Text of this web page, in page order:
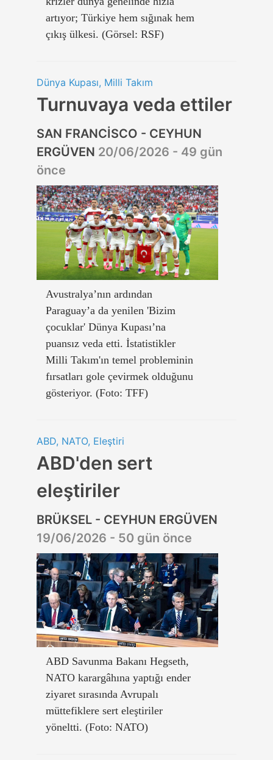
artıyor; Türkiye hem sığınak hem
çıkış ülkesi. (Görsel: RSF)
Dünya Kupası, Milli Takım
Turnuvaya veda ettiler
SAN FRANCİSCO - CEYHUN
ERGÜVEN 20/06/2026 - 49 gün
önce
Avustralya’nın ardından
Paraguay’a da yenilen 'Bizim
çocuklar' Dünya Kupası’na
puansız veda etti. İstatistikler
Milli Takım'ın temel probleminin
fırsatları gole çevirmek olduğunu
gösteriyor. (Foto: TFF)
ABD, NATO, Eleştiri
ABD'den sert
eleştiriler
BRÜKSEL - CEYHUN ERGÜVEN
19/06/2026 - 50 gün önce
ABD Savunma Bakanı Hegseth,
NATO karargâhına yaptığı ender
ziyaret sırasında Avrupalı
müttefiklere sert eleştiriler
yöneltti. (Foto: NATO)